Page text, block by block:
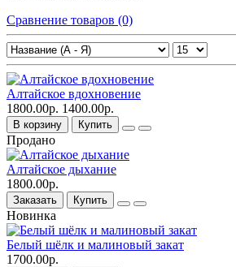
Сравнение товаров (0)
Алтайское вдохновение
1800.00р. 1400.00р.
В корзину Купить
Продано
Алтайское дыхание
1800.00р.
Заказать Купить
Новинка
Белый шёлк и малиновый закат
1700.00р.